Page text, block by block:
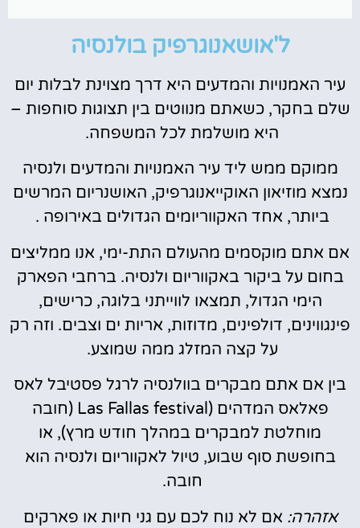
ל'אושאנוגרפיק בולנסיה
עיר האמנויות והמדעים היא דרך מצוינת לבלות יום
שלם בחקר, כשאתם מנווטים בין תצוגות סוחפות –
היא מושלמת לכל המשפחה.
ממוקם ממש ליד עיר האמנויות והמדעים ולנסיה
נמצא מוזיאון האוקייאנוגרפיק, האושנריום המרשים
ביותר, אחד האקווריומים הגדולים באירופה .
אם אתם מוקסמים מהעולם התת-ימי, אנו ממליצים
בחום על ביקור באקווריום ולנסיה. ברחבי הפארק
הימי הגדול, תמצאו לווייתני בלוגה, כרישים,
פינגווינים, דולפינים, מדוזות, אריות ים וצבים. וזה רק
על קצה המזלג ממה שמוצע.
בין אם אתם מבקרים בוולנסיה לרגל פסטיבל לאס
פאלאס המדהים (Las Fallas festival (
חובה
מוחלטת למבקרים במהלך חודש מרץ), או
בחופשת סוף שבוע, טיול לאקווריום ולנסיה הוא
חובה.
אזהרה: אם לא נוח לכם עם גני חיות או פארקים